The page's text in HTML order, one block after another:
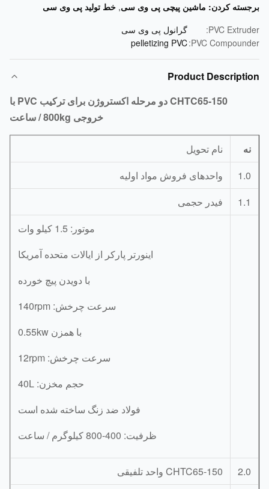
کردن: ماشین پیچی پی وی سی, خط تولید پی وی سی
PVC
گرانول پی وی سی
PVC
pelletizing PVC
Product
CHTC65-150 دو مرحله اکستروژن برای ترکیب PVC با
خروجی 800kg / ساعت
نام تحویل
واحدهای فروش مواد اولیه
فیدر حجمی
موتور: 1.5 کیلو وات
اینورتر پارکر از ایالات متحده آمریکا
با دویدن پیچ خورده
سرعت چرخش: 140rpm
با همزن 0.55kw
سرعت چرخش: 12rpm
حجم مخزن: 40L
فولاد ضد زنگ ساخته شده است
ظرفیت: 400-800 کیلوگرم / ساعت
CHTC65-150 واحد تلفیقی